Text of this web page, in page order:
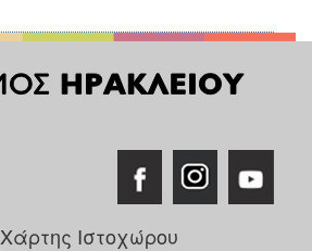
Χάρτης Ιστοχώρου